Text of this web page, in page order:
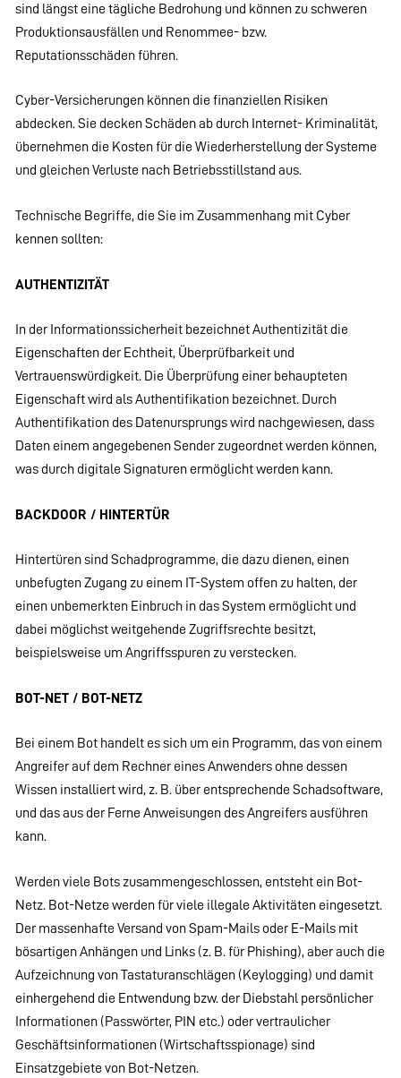
sind längst eine tägliche Bedrohung und können zu schweren
Produktionsausfällen und Renommee- bzw.
Reputationsschäden führen.
Cyber-Versicherungen können die finanziellen Risiken
abdecken. Sie decken Schäden ab durch Internet- Kriminalität,
übernehmen die Kosten für die Wiederherstellung der Systeme
und gleichen Verluste nach Betriebsstillstand aus.
Technische Begriffe, die Sie im Zusammenhang mit Cyber
kennen sollten:
AUTHENTIZITÄT
In der Informationssicherheit bezeichnet Authentizität die
Eigenschaften der Echtheit, Überprüfbarkeit und
Vertrauenswürdigkeit. Die Überprüfung einer behaupteten
Eigenschaft wird als Authentifikation bezeichnet. Durch
Authentifikation des Datenursprungs wird nachgewiesen, dass
Daten einem angegebenen Sender zugeordnet werden können,
was durch digitale Signaturen ermöglicht werden kann.
BACKDOOR / HINTERTÜR
Hintertüren sind Schadprogramme, die dazu dienen, einen
unbefugten Zugang zu einem IT-System offen zu halten, der
einen unbemerkten Einbruch in das System ermöglicht und
dabei möglichst weitgehende Zugriffsrechte besitzt,
beispielsweise um Angriffsspuren zu verstecken.
BOT-NET / BOT-NETZ
Bei einem Bot handelt es sich um ein Programm, das von einem
Angreifer auf dem Rechner eines Anwenders ohne dessen
Wissen installiert wird, z. B. über entsprechende Schadsoftware,
und das aus der Ferne Anweisungen des Angreifers ausführen
kann.
Werden viele Bots zusammengeschlossen, entsteht ein Bot-
Netz. Bot-Netze werden für viele illegale Aktivitäten eingesetzt.
Der massenhafte Versand von Spam-Mails oder E-Mails mit
bösartigen Anhängen und Links (z. B. für Phishing), aber auch die
Aufzeichnung von Tastaturanschlägen (Keylogging) und damit
einhergehend die Entwendung bzw. der Diebstahl persönlicher
Informationen (Passwörter, PIN etc.) oder vertraulicher
Geschäftsinformationen (Wirtschaftsspionage) sind
Einsatzgebiete von Bot-Netzen.